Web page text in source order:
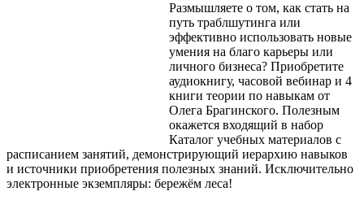
Размышляете о том, как стать на
путь траблшутинга или
эффективно использовать новые
умения на благо карьеры или
личного бизнеса? Приобретите
аудиокнигу, часовой вебинар и 4
книги теории по навыкам от
Олега Брагинского. Полезным
окажется входящий в набор
Каталог учебных материалов с
расписанием занятий, демонстрирующий иерархию навыков
и источники приобретения полезных знаний. Исключительно
электронные экземпляры: бережём леса!